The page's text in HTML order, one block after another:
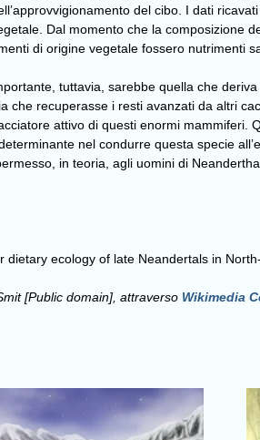
del cibo. I dati
Dal momento che la composizione
di origine vegetale fossero nutrimenti
tuttavia, sarebbe quella che
che recuperasse i resti avanzati da altri
attivo di questi enormi mammiferi.
nel condurre questa specie
in teoria, agli uomini di
dietary ecology of late Neandertals in
[Public domain], attraverso Wikimedia